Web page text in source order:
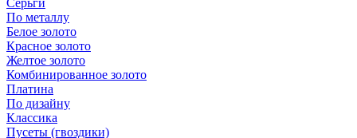
Серьги
По металлу
Белое золото
Красное золото
Желтое золото
Комбинированное золото
Платина
По дизайну
Классика
Пусеты (гвоздики)